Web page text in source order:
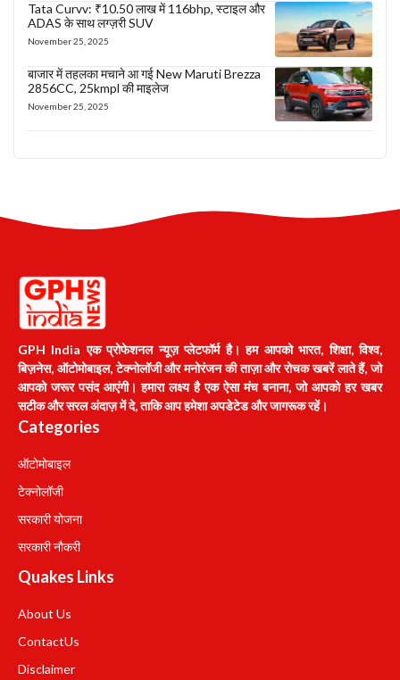
Tata Curvv: ₹10.50 लाख में 116bhp, स्टाइल और
ADAS के साथ लग्ज़री SUV
November 25, 2025
बाजार में तहलका मचाने आ गई New Maruti Brezza
2856CC, 25kmpl की माइलेज
November 25, 2025
GPH India एक प्रोफेशनल न्यूज़ प्लेटफॉर्म है। हम आपको भारत, शिक्षा, विश्व,
बिज़नेस, ऑटोमोबाइल, टेक्नोलॉजी और मनोरंजन की ताज़ा और रोचक खबरें लाते हैं, जो
आपको जरूर पसंद आएंगी। हमारा लक्ष्य है एक ऐसा मंच बनाना, जो आपको हर खबर
सटीक और सरल अंदाज़ में दे, ताकि आप हमेशा अपडेटेड और जागरूक रहें।
Categories
ऑटोमोबाइल
टेक्नोलॉजी
सरकारी योजना
सरकारी नौकरी
Quakes Links
About Us
ContactUs
Disclaimer